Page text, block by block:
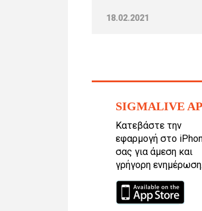
18.02.2021
SIGMALIVE
Κατεβάστε την
εφαρμογή στο
σας για άμεση και
γρήγορη ενημέρωση.